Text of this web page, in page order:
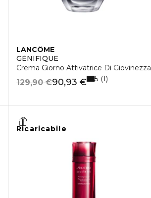
LANCÔME
GÉNIFIQUE
Crema Giorno Attivatrice Di Giovinezza
90,93 €
129,90 € 5 1
Ricaricabile